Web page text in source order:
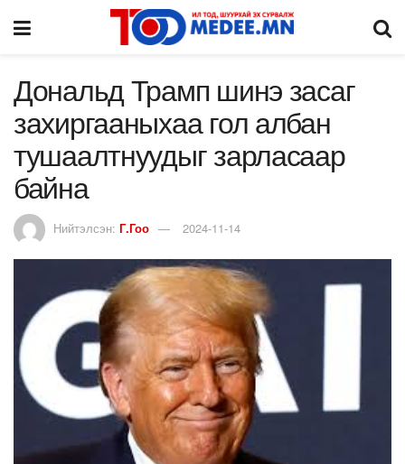
Дональд Трамп шинэ засаг
захиргааныхаа гол албан
тушаалтнуудыг зарласаар
байна
Нийтэлсэн: Г.Гоо 2024-11-14